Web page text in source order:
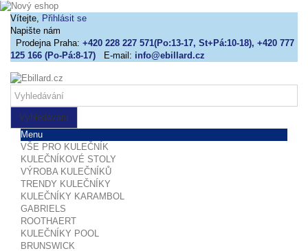
Vítejte, Přihlásit se
Napište nám
Prodejna Praha: +420 228 227 571(Po:13-17, St+Pá:10-18), +420 777
125 166 (Po-Pá:8-17)
E-mail: info@ebillard.cz
Vyhledávání
Menu
VŠE PRO KULEČNÍK
KULEČNÍKOVÉ STOLY
VÝROBA KULEČNÍKŮ
TRENDY KULEČNÍKY
KULEČNÍKY KARAMBOL
GABRIELS
ROOTHAERT
KULEČNÍKY POOL
BRUNSWICK